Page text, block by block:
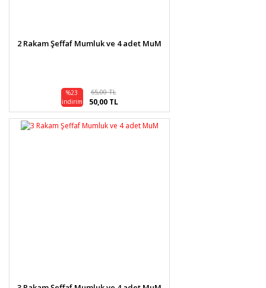
2 Rakam Şeffaf Mumluk ve 4 adet MuM
%23
indirim
65,00 TL
50,00 TL